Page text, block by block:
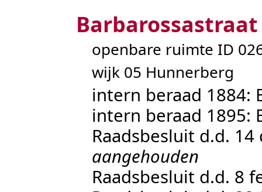
Barbarossastraat
openbare ruimte ID
wijk 05 Hunnerberg
intern beraad 1884:
intern beraad 1895:
Raadsbesluit d.d.
aangehouden
Raadsbesluit d.d. 8